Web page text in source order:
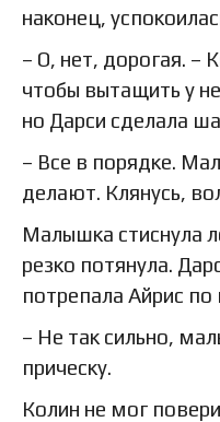
наконец,
– О, нет, дорогая. –
чтобы вытащить у
но Дарси сделала
– Все в порядке.
делают. Клянусь,
Малышка стиснула
резко потянула.
потрепала Айрис по
– Не так сильно,
прическу.
Колин не мог